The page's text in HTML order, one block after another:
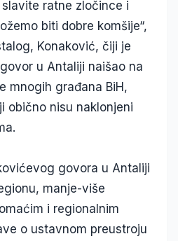
ratne zločince i
biti dobre komšije“,
Konaković, čiji je
u Antaliji naišao na
mnogih građana BiH,
obično nisu naklonjeni
govora u Antaliji
manje-više
i regionalnim
o ustavnom preustroju